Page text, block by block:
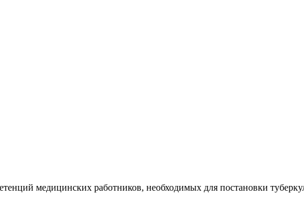
медицинских работников, необходимых для постановки